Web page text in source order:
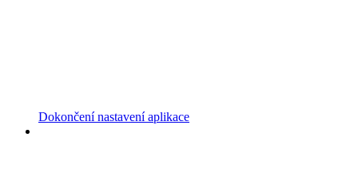
Dokončení nastavení aplikace